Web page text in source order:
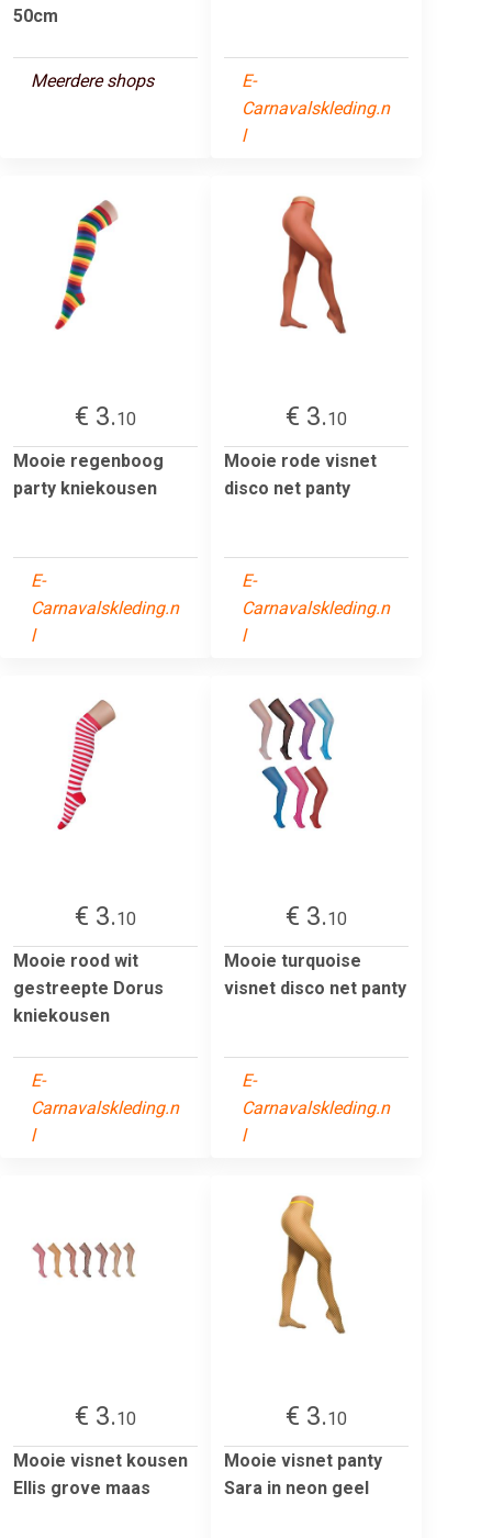
50cm
Meerdere shops
E-
Carnavalskleding.n
l
€ 3.10
Mooie regenboog
party kniekousen
E-
Carnavalskleding.n
l
€ 3.10
Mooie rode visnet
disco net panty
E-
Carnavalskleding.n
l
€ 3.10
Mooie rood wit
gestreepte Dorus
kniekousen
E-
Carnavalskleding.n
l
€ 3.10
Mooie turquoise
visnet disco net panty
E-
Carnavalskleding.n
l
€ 3.10
Mooie visnet kousen
Ellis grove maas
€ 3.10
Mooie visnet panty
Sara in neon geel